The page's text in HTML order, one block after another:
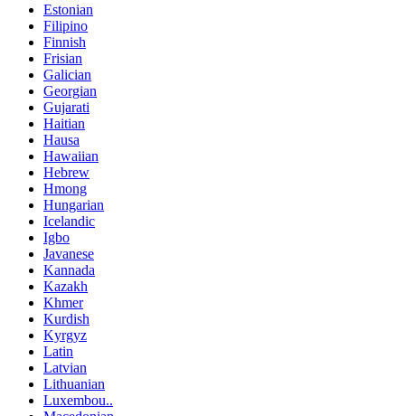
Estonian
Filipino
Finnish
Frisian
Galician
Georgian
Gujarati
Haitian
Hausa
Hawaiian
Hebrew
Hmong
Hungarian
Icelandic
Igbo
Javanese
Kannada
Kazakh
Khmer
Kurdish
Kyrgyz
Latin
Latvian
Lithuanian
Luxembou..